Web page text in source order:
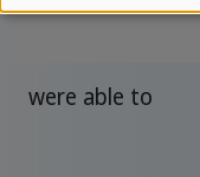
were able to